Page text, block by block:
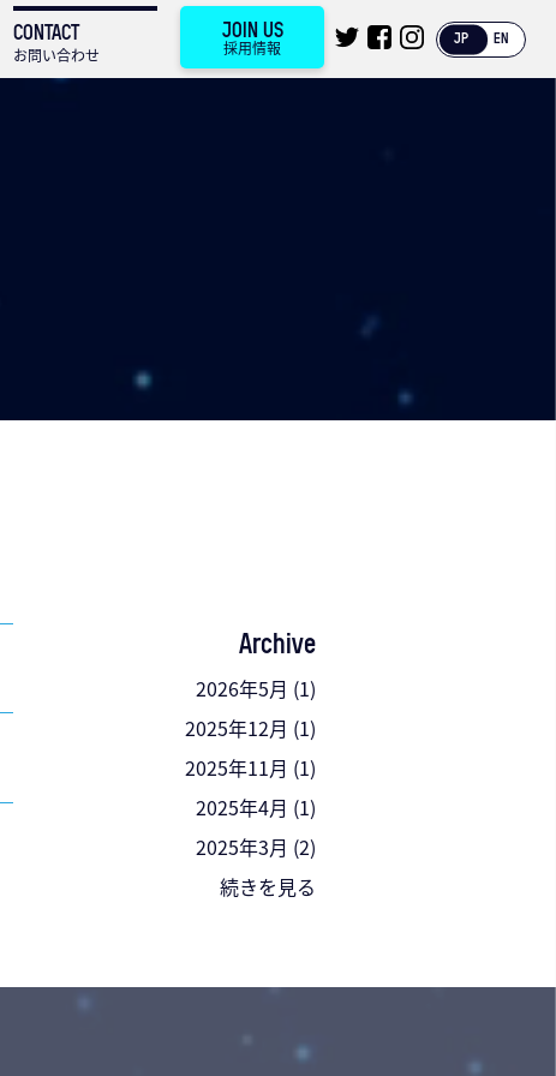
CONTACT
お問い合わせ
JOIN US
採用情報
JP EN
Archive
2026年5月 (1)
2025年12月 (1)
2025年11月 (1)
2025年4月 (1)
2025年3月 (2)
続きを見る